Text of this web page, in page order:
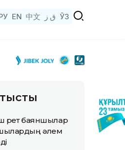
EN 中文 ق ز ЎЗ
рет баяншылар
әлем